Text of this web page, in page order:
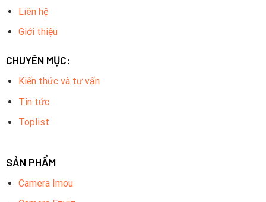
Liên hệ
Giới thiệu
CHUYÊN MỤC:
Kiến thức và tư vấn
Tin tức
Toplist
SẢN PHẨM
Camera Imou